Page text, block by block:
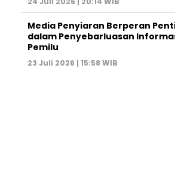
Media Penyiaran Berperan
dalam Penyebarluasan
Pemilu
23 Juli 2026 | 15:58 WIB